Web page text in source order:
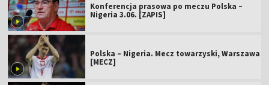
Konferencja prasowa po meczu Polska –
Nigeria 3.06. [ZAPIS]
Polska – Nigeria. Mecz towarzyski, Warszawa
[MECZ]